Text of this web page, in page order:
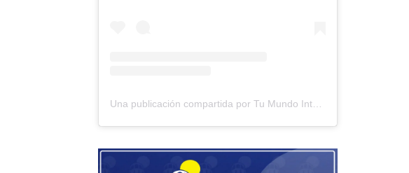
Una publicación compartida por Tu Mundo Inter (@tumundointer)